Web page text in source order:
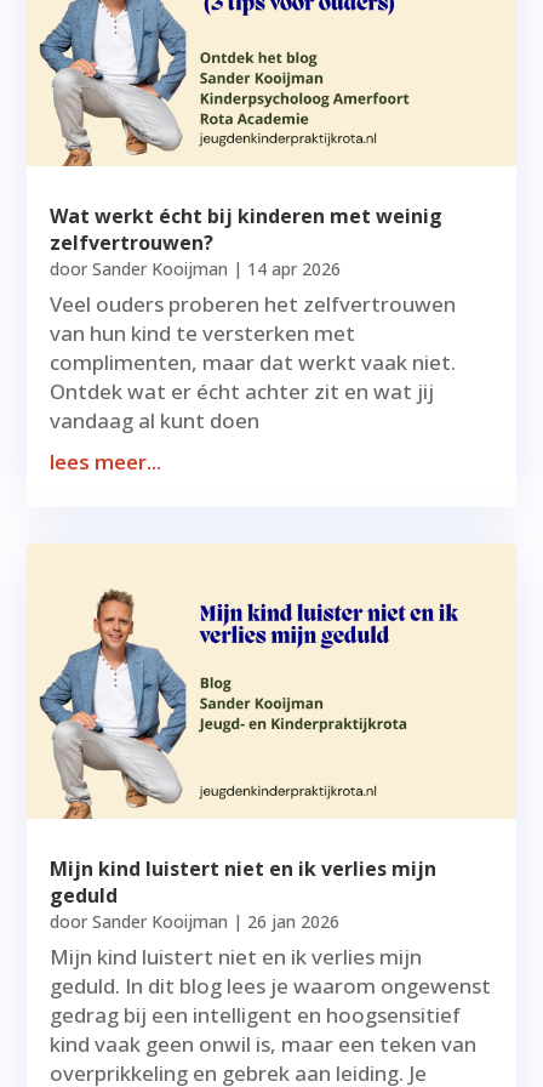
Wat werkt écht bij kinderen met weinig
zelfvertrouwen?
doorSander Kooijman | 14 apr 2026
Veel ouders proberen het zelfvertrouwen
van hun kind te versterken met
complimenten, maar dat werkt vaak niet.
Ontdek wat er écht achter zit en wat jij
vandaag al kunt doen
lees meer...
Mijn kind luistert niet en ik verlies mijn
geduld
doorSander Kooijman | 26 jan 2026
Mijn kind luistert niet en ik verlies mijn
geduld. In dit blog lees je waarom ongewenst
gedrag bij een intelligent en hoogsensitief
kind vaak geen onwil is, maar een teken van
overprikkeling en gebrek aan leiding. Je